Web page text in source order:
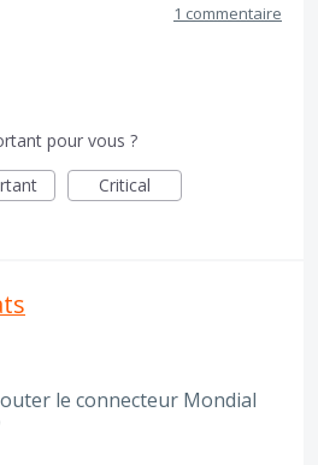
1 commentaire
pour vous ?
Critical
le connecteur Mondial